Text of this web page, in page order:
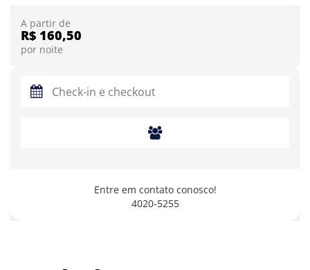
A partir de
R$ 160,50
por noite
Entre em contato conosco!
4020-5255